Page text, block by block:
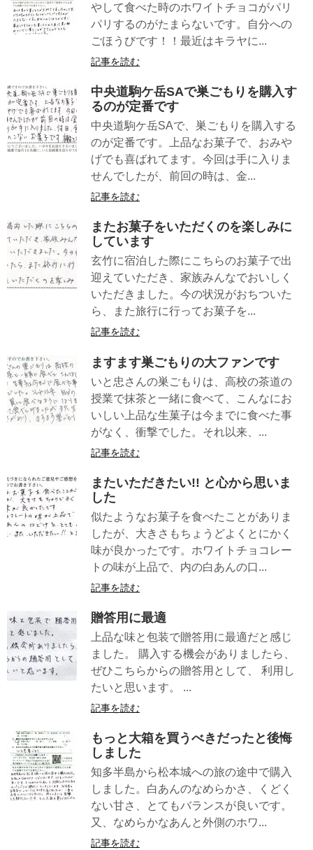
やして食べた時のホワイトチョコがパリ
パリするのがたまらないです。自分への
ごほうびです！！最近はキラヤに...
記事を読む
中央道駒ケ岳SAで巣ごもりを購入す
るのが定番です
中央道駒ケ岳SAで、巣ごもりを購入する
のが定番です。上品なお菓子で、おみや
げでも喜ばれてます。今回は手に入りま
せんでしたが、前回の時は、金...
記事を読む
またお菓子をいただくのを楽しみに
しています
玄竹に宿泊した際にこちらのお菓子で出
迎えていただき、家族みんなでおいしく
いただきました。今の状況がおちついた
ら、また旅行に行ってお菓子を...
記事を読む
ますます巣ごもりの大ファンです
いと忠さんの巣ごもりは、高校の茶道の
授業で抹茶と一緒に食べて、こんなにお
いしい上品な生菓子は今までに食べた事
がなく、衝撃でした。それ以来、...
記事を読む
またいただきたい!! と心から思いま
した
似たようなお菓子を食べたことがありま
したが、大きさもちょうどよくとにかく
味が良かったです。ホワイトチョコレー
トの味が上品で、内の白あんの口...
記事を読む
贈答用に最適
上品な味と包装で贈答用に最適だと感じ
ました。 購入する機会がありましたら、
ぜひこちらからの贈答用として、 利用し
たいと思います。 ...
記事を読む
もっと大箱を買うべきだったと後悔
しました
知多半島から松本城への旅の途中で購入
しました。白あんのなめらかさ、くどく
ない甘さ、とてもバランスが良いです。
又、なめらかなあんと外側のホワ...
記事を読む